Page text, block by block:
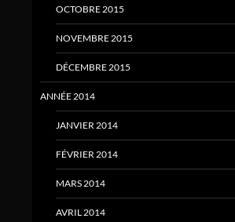
OCTOBRE 2015
NOVEMBRE 2015
DÉCEMBRE 2015
ANNÉE 2014
JANVIER 2014
FÉVRIER 2014
MARS 2014
AVRIL 2014